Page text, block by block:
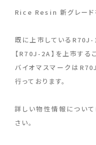
Rice Resin 新グレード
既に上市しているR70J-
【R70J-2A】を上市する
バイオマスマークは
行っております。
詳しい物性情報につい
さい。